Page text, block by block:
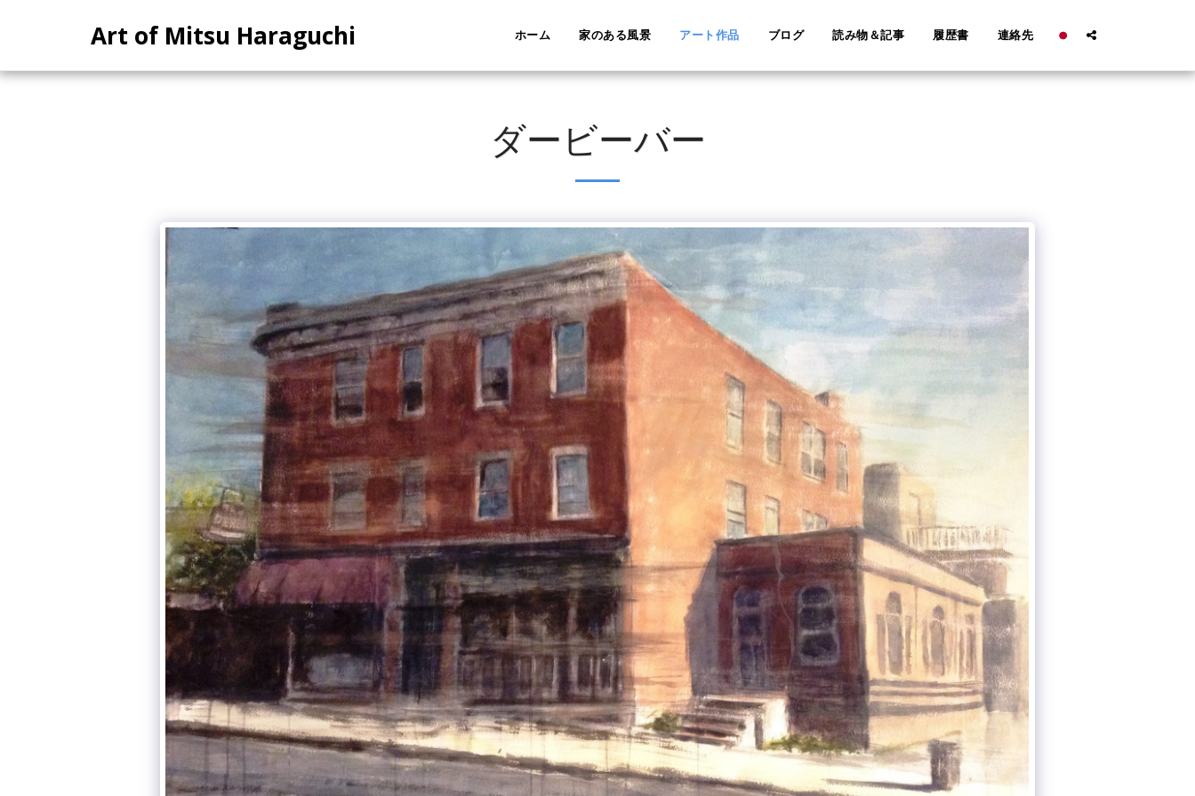
Art of Mitsu Haraguchi ホーム 家のある風景 アート作品 ブログ 読み物＆記事 履歴書 連絡先
ダービーバー